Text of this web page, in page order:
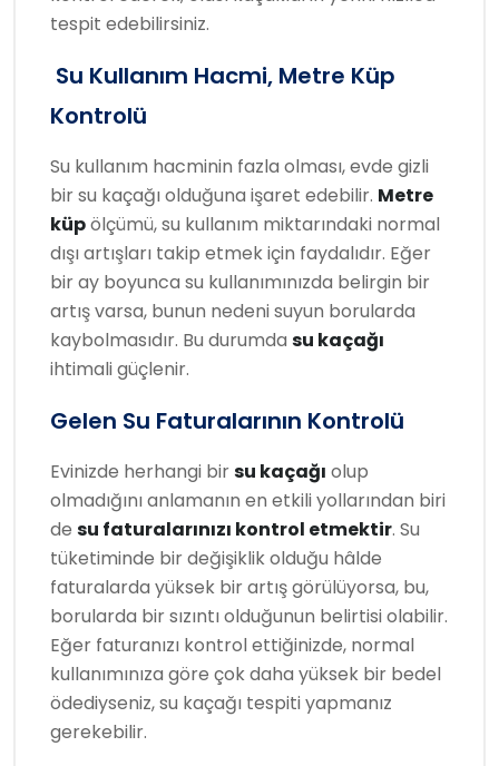
tespit edebilirsiniz.
Su Kullanım Hacmi, Metre Küp
Kontrolü
Su kullanım hacminin fazla olması, evde gizli
bir su kaçağı olduğuna işaret edebilir. Metre
küpölçümü, su kullanım miktarındaki normal
dışı artışları takip etmek için faydalıdır. Eğer
bir ay boyunca su kullanımınızda belirgin bir
artış varsa, bunun nedeni suyun borularda
kaybolmasıdır. Bu durumda su kaçağı
ihtimali güçlenir.
Gelen Su Faturalarının Kontrolü
Evinizde herhangi birsu kaçağı olup
olmadığını anlamanın en etkili yollarından biri
de su faturalarınızı kontrol etmektir. Su
tüketiminde bir değişiklik olduğu hâlde
faturalarda yüksek bir artış görülüyorsa, bu,
borularda bir sızıntı olduğunun belirtisi olabilir.
Eğer faturanızı kontrol ettiğinizde, normal
kullanımınıza göre çok daha yüksek bir bedel
ödediyseniz, su kaçağı tespiti yapmanız
gerekebilir.